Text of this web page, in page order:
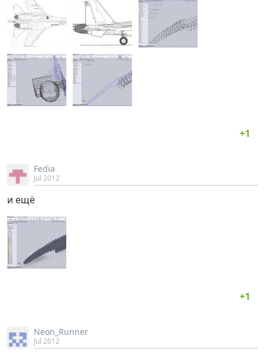
Fedia
Jul 2012
и ещё
Neon_Runner
Jul 2012